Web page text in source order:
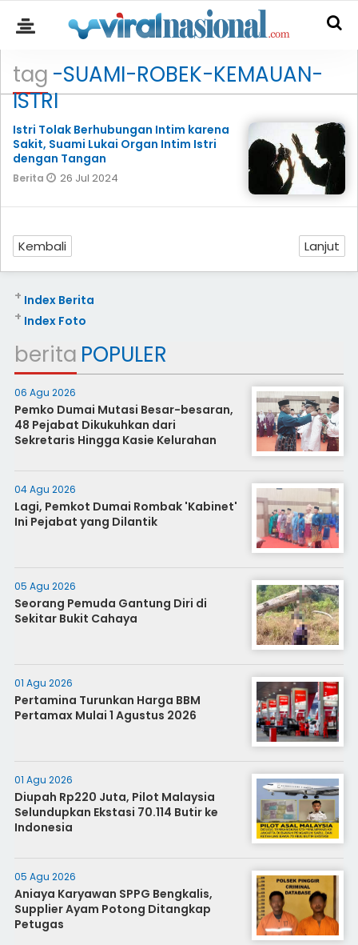
tag -SUAMI-ROBEK-KEMAUAN-
ISTRI
Istri Tolak Berhubungan Intim karena
Sakit, Suami Lukai Organ Intim Istri
dengan Tangan
Berita 26 Jul 2024
Kembali Lanjut
Index Berita
+
Index Foto
+
berita POPULER
06 Agu 2026
Pemko Dumai Mutasi Besar-besaran,
48 Pejabat Dikukuhkan dari
Sekretaris Hingga Kasie Kelurahan
04 Agu 2026
Lagi, Pemkot Dumai Rombak 'Kabinet'
Ini Pejabat yang Dilantik
05 Agu 2026
Seorang Pemuda Gantung Diri di
Sekitar Bukit Cahaya
01 Agu 2026
Pertamina Turunkan Harga BBM
Pertamax Mulai 1 Agustus 2026
01 Agu 2026
Diupah Rp220 Juta, Pilot Malaysia
Selundupkan Ekstasi 70.114 Butir ke
Indonesia
05 Agu 2026
Aniaya Karyawan SPPG Bengkalis,
Supplier Ayam Potong Ditangkap
Petugas